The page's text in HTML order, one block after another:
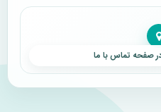
صفحه تماس با ما